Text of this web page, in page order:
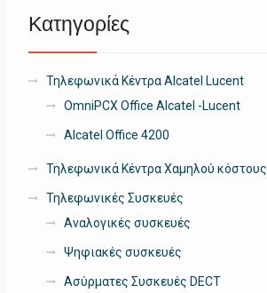
Κατηγορίες
Τηλεφωνικά Κέντρα Alcatel Lucent
OmniPCX Office Alcatel -Lucent
Alcatel Office 4200
Τηλεφωνικά Κέντρα Χαμηλού κόστους
Τηλεφωνικές Συσκευές
Αναλογικές συσκευές
Ψηφιακές συσκευές
Ασύρματες Συσκευές DECT